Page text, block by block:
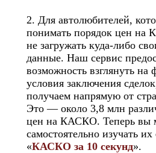
2. Для автолюбителей,
понимать порядок цен на
не загружать куда-либо
данные. Наш сервис
возможность взглянуть на
условия заключения
получаем напрямую от
Это — около 3,8 млн
цен на КАСКО. Теперь вы
самостоятельно изучать
«КАСКО за 10 секунд».